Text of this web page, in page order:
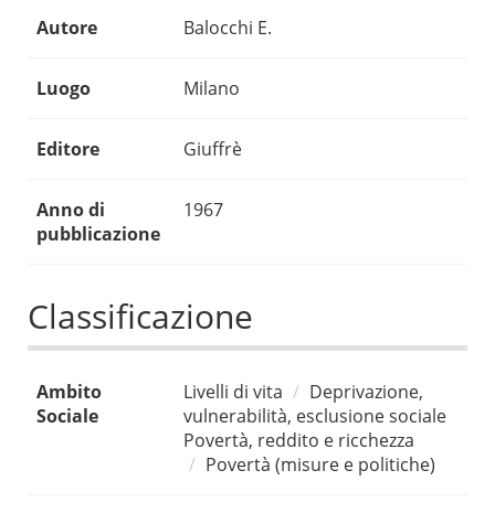
Autore Balocchi E.
Luogo Milano
Editore Giuffrè
Anno di
pubblicazione
1967
Classificazione
Ambito
Sociale
Livelli di vita
Deprivazione,
vulnerabilità, esclusione sociale
Povertà, reddito e ricchezza
Povertà (misure e politiche)